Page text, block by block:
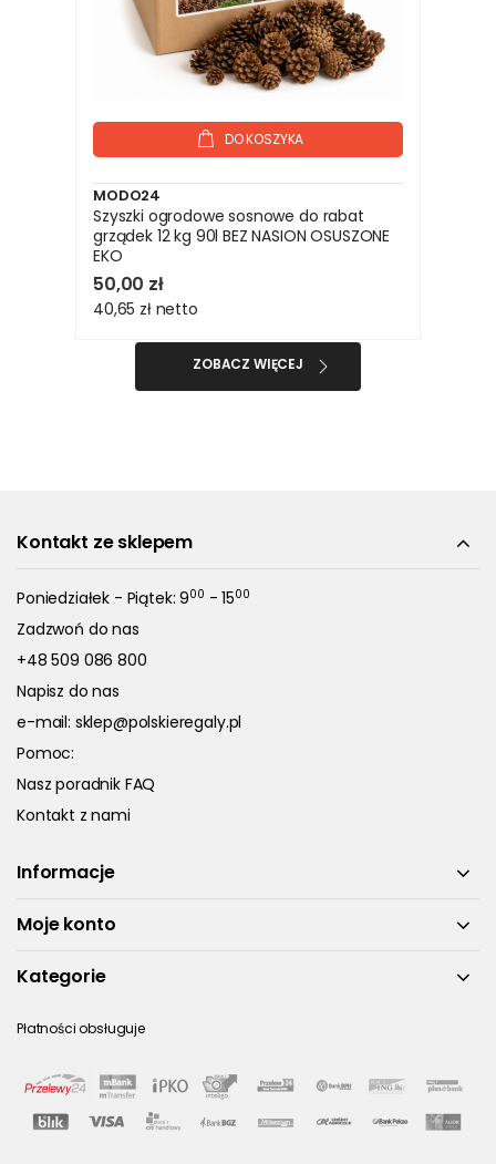
DO KOSZYKA
MODO24
Szyszki ogrodowe sosnowe do rabat
grządek 12 kg 90l BEZ NASION OSUSZONE
EKO
50,00 zł
40,65 zł netto
ZOBACZ WIĘCEJ
Kontakt ze sklepem
Poniedziałek - Piątek: 900 - 1500
Zadzwoń do nas
+48 509 086 800
Napisz do nas
e-mail: sklep@polskieregaly.pl
Pomoc:
Nasz poradnik FAQ
Kontakt z nami
Informacje
Moje konto
Kategorie
Płatności obsługuje